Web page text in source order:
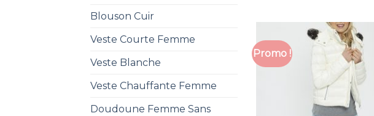
Blouson Cuir
Veste Courte Femme
Veste Blanche
Veste Chauffante Femme
Doudoune Femme Sans
Promo !